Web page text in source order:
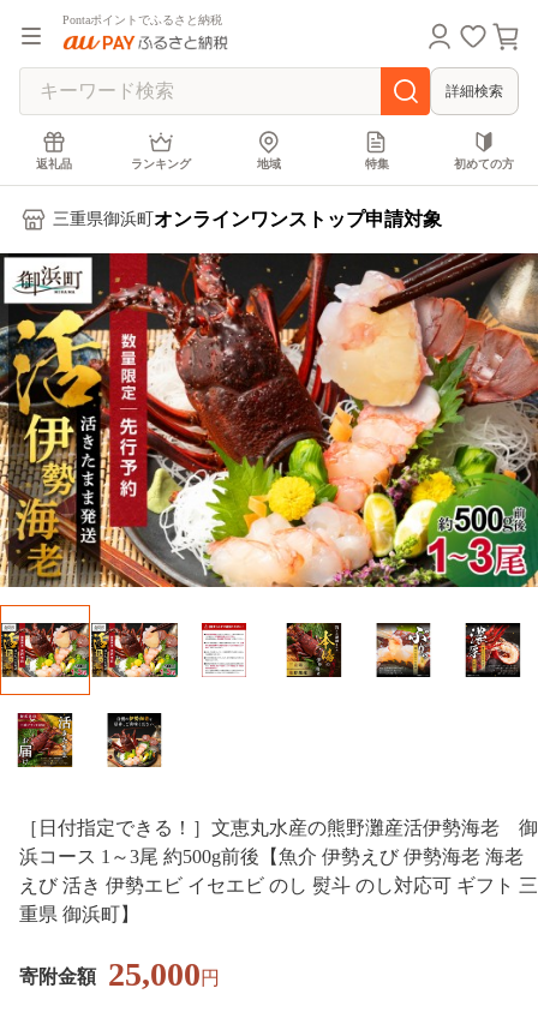
Pontaポイントでふるさと納税
詳細検索
返礼品 ランキング 地域 特集 初めての方
三重県御浜町 オンラインワンストップ申請対象
［日付指定できる！］文恵丸水産の熊野灘産活伊勢海老 御
浜コース 1～3尾 約500g前後【魚介 伊勢えび 伊勢海老 海老
えび 活き 伊勢エビ イセエビ のし 熨斗 のし対応可 ギフト 三
重県 御浜町】
寄附金額 25,000円